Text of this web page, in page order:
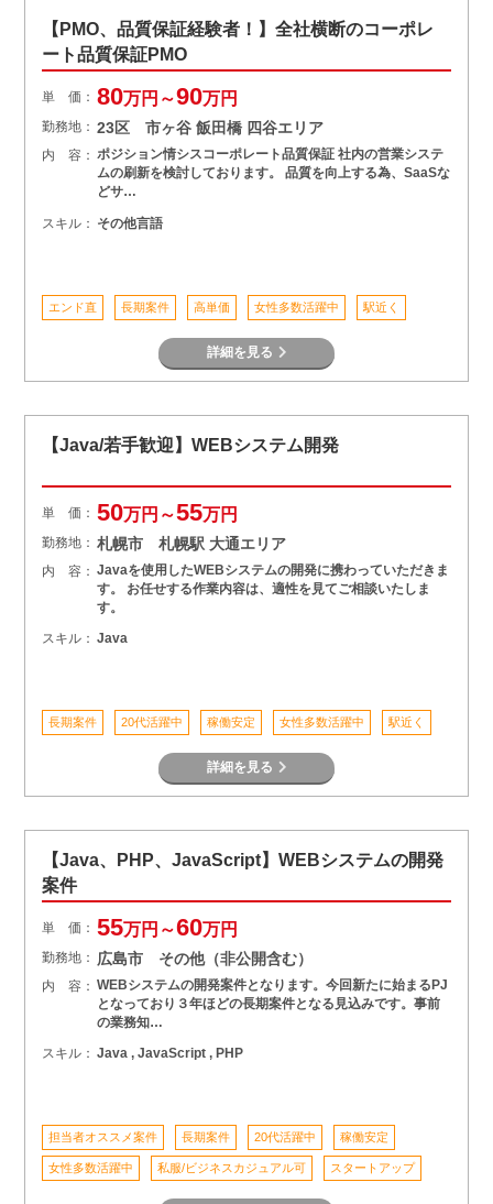
【PMO、品質保証経験者！】全社横断のコーポレ
ート品質保証PMO
単 価： 80万円～90万円
勤務地： 23区 市ヶ谷 飯田橋 四谷エリア
内 容： ポジション情シスコーポレート品質保証 社内の営業システ
ムの刷新を検討しております。 品質を向上する為、SaaSな
どサ…
スキル： その他言語
エンド直 長期案件 高単価 女性多数活躍中 駅近く
詳細を見る
【Java/若手歓迎】WEBシステム開発
単 価： 50万円～55万円
勤務地： 札幌市 札幌駅 大通エリア
内 容： Javaを使用したWEBシステムの開発に携わっていただきま
す。 お任せする作業内容は、適性を見てご相談いたしま
す。
スキル： Java
長期案件 20代活躍中 稼働安定 女性多数活躍中 駅近く
詳細を見る
【Java、PHP、JavaScript】WEBシステムの開発
案件
単 価： 55万円～60万円
勤務地： 広島市 その他（非公開含む）
内 容： WEBシステムの開発案件となります。今回新たに始まるPJ
となっており３年ほどの長期案件となる見込みです。事前
の業務知…
スキル： Java , JavaScript , PHP
担当者オススメ案件 長期案件 20代活躍中 稼働安定
女性多数活躍中 私服/ビジネスカジュアル可 スタートアップ